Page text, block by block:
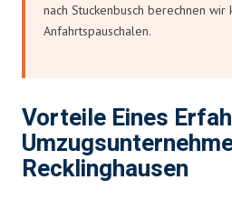
nach Stuckenbusch berechnen wir
Anfahrtspauschalen.
Vorteile Eines
Recklinghausen